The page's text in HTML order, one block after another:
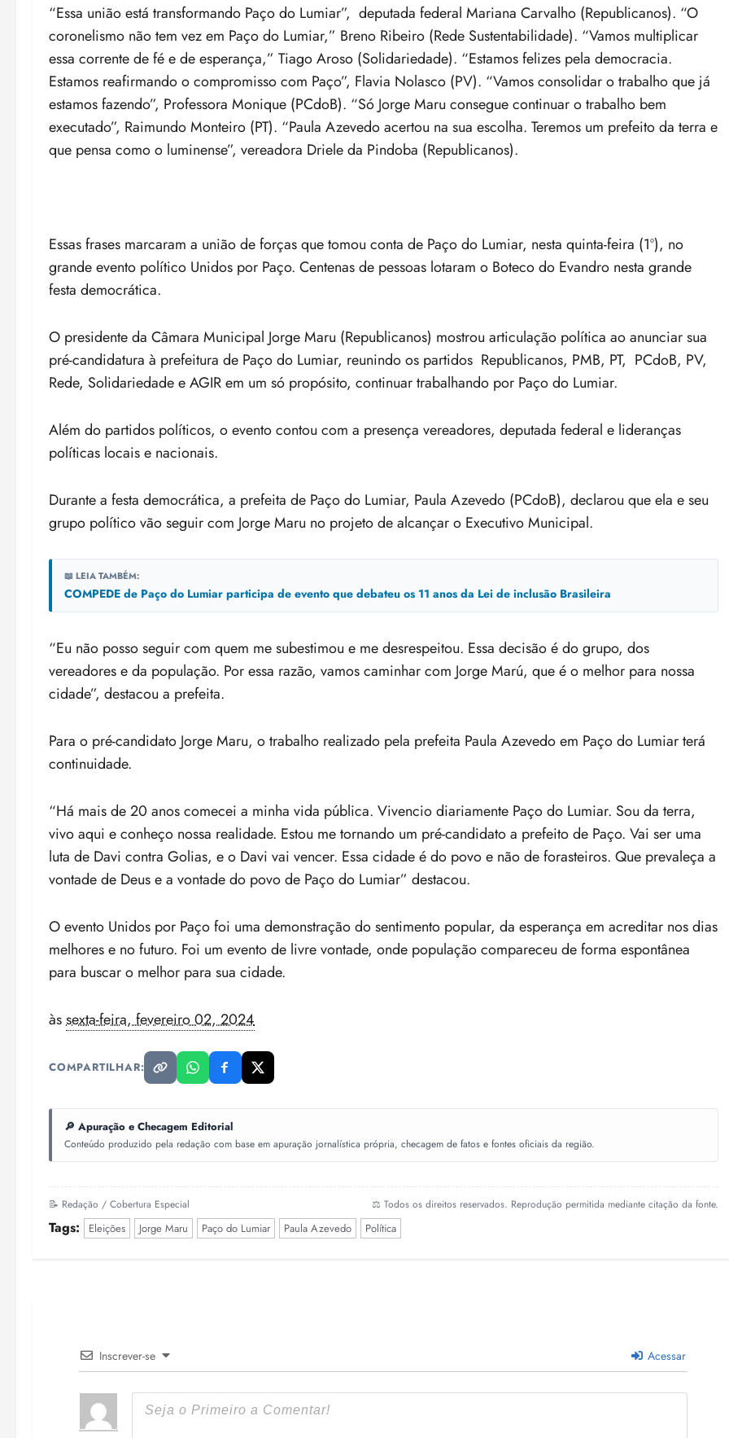
“Essa união está transformando Paço do Lumiar”, deputada federal Mariana Carvalho (Republicanos). “O
coronelismo não tem vez em Paço do Lumiar,” Breno Ribeiro (Rede Sustentabilidade). “Vamos multiplicar
essa corrente de fé e de esperança,” Tiago Aroso (Solidariedade). “Estamos felizes pela democracia.
Estamos reafirmando o compromisso com Paço”, Flavia Nolasco (PV). “Vamos consolidar o trabalho que já
estamos fazendo”, Professora Monique (PCdoB). “Só Jorge Maru consegue continuar o trabalho bem
executado”, Raimundo Monteiro (PT). “Paula Azevedo acertou na sua escolha. Teremos um prefeito da terra e
que pensa como o luminense”, vereadora Driele da Pindoba (Republicanos).
Essas frases marcaram a união de forças que tomou conta de Paço do Lumiar, nesta quinta-feira (1º), no
grande evento político Unidos por Paço. Centenas de pessoas lotaram o Boteco do Evandro nesta grande
festa democrática.
O presidente da Câmara Municipal Jorge Maru (Republicanos) mostrou articulação política ao anunciar sua
pré-candidatura à prefeitura de Paço do Lumiar, reunindo os partidos Republicanos, PMB, PT, PCdoB, PV,
Rede, Solidariedade e AGIR em um só propósito, continuar trabalhando por Paço do Lumiar.
Além do partidos políticos, o evento contou com a presença vereadores, deputada federal e lideranças
políticas locais e nacionais.
Durante a festa democrática, a prefeita de Paço do Lumiar, Paula Azevedo (PCdoB), declarou que ela e seu
grupo político vão seguir com Jorge Maru no projeto de alcançar o Executivo Municipal.
📖 LEIA TAMBÉM:
COMPEDE de Paço do Lumiar participa de evento que debateu os 11 anos da Lei de inclusão Brasileira
“Eu não posso seguir com quem me subestimou e me desrespeitou. Essa decisão é do grupo, dos
vereadores e da população. Por essa razão, vamos caminhar com Jorge Marú, que é o melhor para nossa
cidade”, destacou a prefeita.
Para o pré-candidato Jorge Maru, o trabalho realizado pela prefeita Paula Azevedo em Paço do Lumiar terá
continuidade.
“Há mais de 20 anos comecei a minha vida pública. Vivencio diariamente Paço do Lumiar. Sou da terra,
vivo aqui e conheço nossa realidade. Estou me tornando um pré-candidato a prefeito de Paço. Vai ser uma
luta de Davi contra Golias, e o Davi vai vencer. Essa cidade é do povo e não de forasteiros. Que prevaleça a
vontade de Deus e a vontade do povo de Paço do Lumiar” destacou.
O evento Unidos por Paço foi uma demonstração do sentimento popular, da esperança em acreditar nos dias
melhores e no futuro. Foi um evento de livre vontade, onde população compareceu de forma espontânea
para buscar o melhor para sua cidade.
àssexta-feira, fevereiro 02, 2024
COMPARTILHAR:
🔎 Apuração e Checagem Editorial
Conteúdo produzido pela redação com base em apuração jornalística própria, checagem de fatos e fontes oficiais da região.
📝 Redação / Cobertura Especial ⚖️ Todos os direitos reservados. Reprodução permitida mediante citação da fonte.
Tags: Eleições Jorge Maru Paço do Lumiar Paula Azevedo Política
Inscrever-se Acessar